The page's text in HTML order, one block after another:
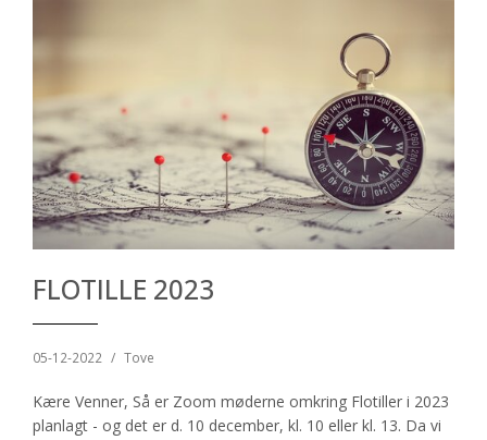
FLOTILLE 2023
05-12-2022 / Tove
Kære Venner, Så er Zoom møderne omkring Flotiller i 2023
planlagt - og det er d. 10 december, kl. 10 eller kl. 13. Da vi